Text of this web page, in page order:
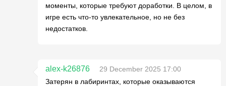
моменты, которые требуют доработки. В целом, в
игре есть что-то увлекательное, но не без
недостатков.
alex-k26876
29 December 2025 17:00
Затерян в лабиринтах, которые оказываются